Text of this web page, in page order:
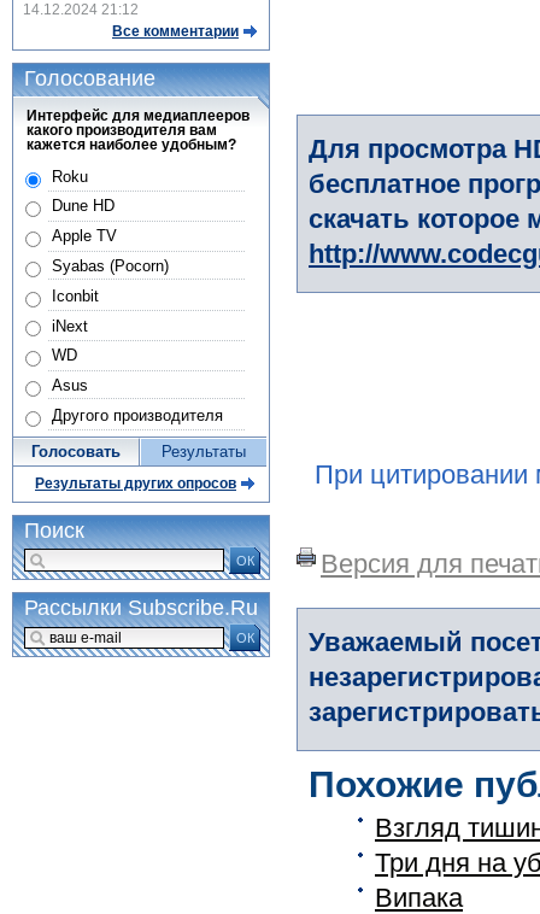
Для просмотра
бесплатное
скачать
http://
При цитировании
Версия для
Уважаемый
Похожие
Взгляд
Три дня на
Випака
14.12.2024 21:12
Все комментарии
Голосование
Интерфейс для медиаплееров
какого производителя вам
кажется наиболее удобным?
Roku
Dune HD
Apple TV
Syabas (Pocorn)
Iconbit
iNext
WD
Asus
Другого производителя
Голосовать Результаты
Результаты других опросов
Поиск
ОК
Рассылки Subscribe.Ru
ОК